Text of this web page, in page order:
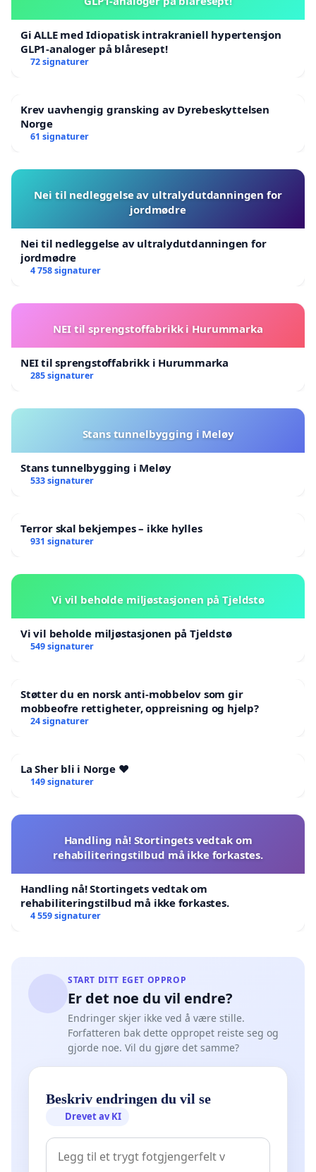
Gi ALLE med Idiopatisk intrakraniell hypertensjon
GLP1-analoger på blåresept!
72 signaturer
Krev uavhengig gransking av Dyrebeskyttelsen
Norge
61 signaturer
Nei til nedleggelse av ultralydutdanningen for
jordmødre
Nei til nedleggelse av ultralydutdanningen for
jordmødre
4 758 signaturer
NEI til sprengstoffabrikk i Hurummarka
NEI til sprengstoffabrikk i Hurummarka
285 signaturer
Stans tunnelbygging i Meløy
Stans tunnelbygging i Meløy
533 signaturer
Terror skal bekjempes – ikke hylles
931 signaturer
Vi vil beholde miljøstasjonen på Tjeldstø
Vi vil beholde miljøstasjonen på Tjeldstø
549 signaturer
Støtter du en norsk anti-mobbelov som gir
mobbeofre rettigheter, oppreisning og hjelp?
24 signaturer
La Sher bli i Norge ❤️
149 signaturer
Handling nå! Stortingets vedtak om
rehabiliteringstilbud må ikke forkastes.
Handling nå! Stortingets vedtak om
rehabiliteringstilbud må ikke forkastes.
4 559 signaturer
START DITT EGET OPPROP
Er det noe du vil endre?
Endringer skjer ikke ved å være stille.
Forfatteren bak dette oppropet reiste seg og
gjorde noe. Vil du gjøre det samme?
Beskriv endringen du vil se
Drevet av KI